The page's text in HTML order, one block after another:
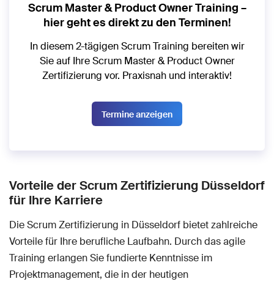
Scrum Master & Product Owner Training –
hier geht es direkt zu den Terminen!
In diesem 2-tägigen Scrum Training bereiten wir
Sie auf Ihre Scrum Master & Product Owner
Zertifizierung vor. Praxisnah und interaktiv!
Termine anzeigen
Vorteile der Scrum Zertifizierung Düsseldorf
für Ihre Karriere
Die Scrum Zertifizierung in Düsseldorf bietet zahlreiche
Vorteile für Ihre berufliche Laufbahn. Durch das agile
Training erlangen Sie fundierte Kenntnisse im
Projektmanagement, die in der heutigen